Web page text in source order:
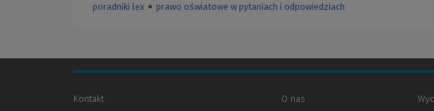
poradniki lex ● prawo oświatowe w pytaniach i odpowiedziach
Kontakt O nas